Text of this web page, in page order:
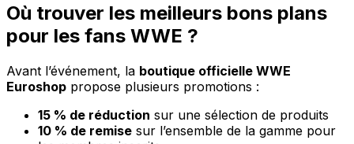
Où trouver les meilleurs bons plans
pour les fans WWE ?
Avant l’événement, la boutique officielle WWE
Euroshop propose plusieurs promotions :
15 % de réduction sur une sélection de produits
10 % de remise sur l’ensemble de la gamme pour